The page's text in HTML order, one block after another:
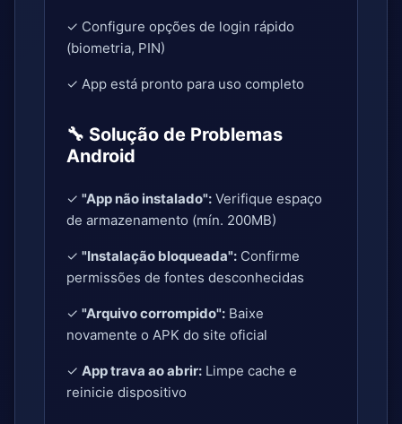
✓ Configure opções de login rápido
(biometria, PIN)
✓ App está pronto para uso completo
🔧 Solução de Problemas
Android
✓ "App não instalado": Verifique espaço
de armazenamento (mín. 200MB)
✓ "Instalação bloqueada": Confirme
permissões de fontes desconhecidas
✓ "Arquivo corrompido": Baixe
novamente o APK do site oficial
✓ App trava ao abrir: Limpe cache e
reinicie dispositivo